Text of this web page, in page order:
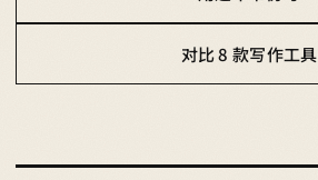
对比 8 款写作工具